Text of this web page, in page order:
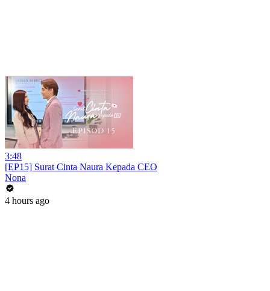
3:48
[EP15] Surat Cinta Naura Kepada CEO
Nona
4 hours ago